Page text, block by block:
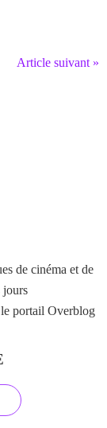
Article suivant »
de cinéma et de
jours
portail Overblog